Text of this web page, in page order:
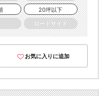
20坪以下
ロードサイド
お気に入りに追加